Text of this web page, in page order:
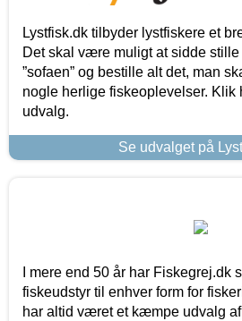
Lystfisk.dk tilbyder lystfiskere et
Det skal være muligt at sidde
”sofaen” og bestille alt det, man
nogle herlige fiskeoplevelser. Klik
udvalg.
Se udvalget på
I mere end 50 år har Fiskegrej.dk
fiskeudstyr til enhver form for
har altid været et kæmpe udvalg